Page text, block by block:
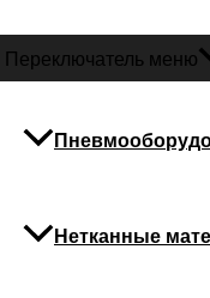
Переключатель меню
Нетканные